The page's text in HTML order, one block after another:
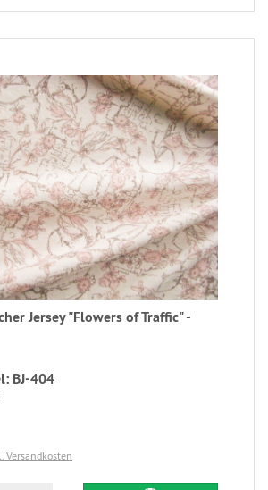
Jersey "Flowers of Traffic" -
BJ-404
Versandkosten